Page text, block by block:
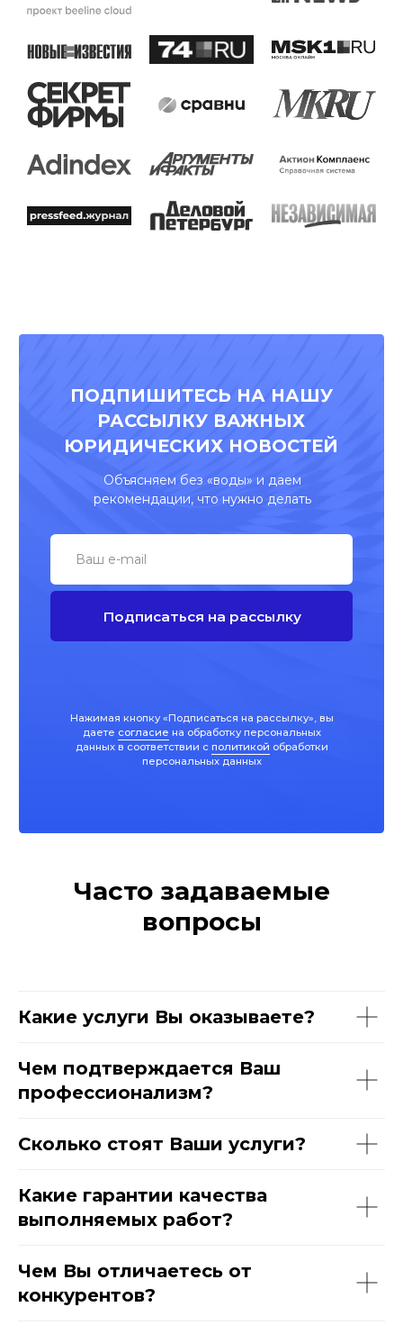
Часто задаваемые
вопросы
Какие услуги Вы оказываете?
Чем подтверждается Ваш
профессионализм?
Сколько стоят Ваши услуги?
Какие гарантии качества
выполняемых работ?
Чем Вы отличаетесь от
конкурентов?